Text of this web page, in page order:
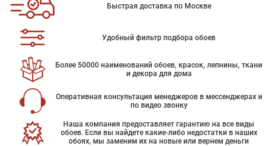
Быстрая доставка по Москве
Удобный фильтр подбора обоев
Более 50000 наименований обоев, красок, лепнины, ткани
и декора для дома
Оперативная консультация менеджеров в мессенджерах и
по видео звонку
Наша компания предоставляет гарантию на все виды
обоев. Если вы найдете какие-либо недостатки в наших
обоях, мы заменим их на новые или вернем деньги